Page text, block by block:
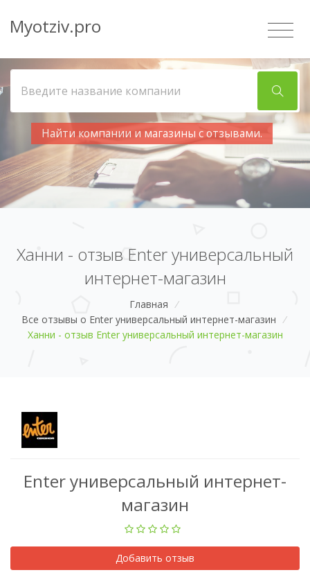
Myotziv.pro
Найти компании и магазины с отзывами.
Ханни - отзыв Enter универсальный
интернет-магазин
Главная /
Все отзывы о Enter универсальный интернет-магазин /
Ханни - отзыв Enter универсальный интернет-магазин
Enter универсальный интернет-
магазин
Добавить отзыв